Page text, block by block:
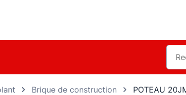
Brique de construction POTEAU